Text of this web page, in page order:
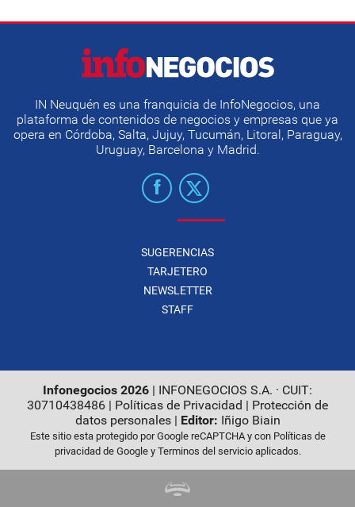
IN Neuquén es una franquicia de InfoNegocios, una
plataforma de contenidos de negocios y empresas que ya
opera en Córdoba, Salta, Jujuy, Tucumán, Litoral, Paraguay,
Uruguay, Barcelona y Madrid.
SUGERENCIAS
TARJETERO
NEWSLETTER
STAFF
Infonegocios 2026 | INFONEGOCIOS S.A. · CUIT:
30710438486 | Políticas de Privacidad | Protección de
datos personales| Editor: Iñigo Biain
Este sitio esta protegido por Google reCAPTCHA y con Políticas de
privacidad de Googley Terminos del servicioaplicados.